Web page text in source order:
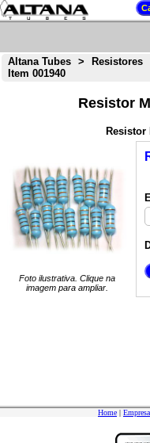
Altana Tubes > Resistores
Item 001940
Resistor
Resistor
Foto ilustrativa. Clique na
imagem para ampliar.
Home | Empresa